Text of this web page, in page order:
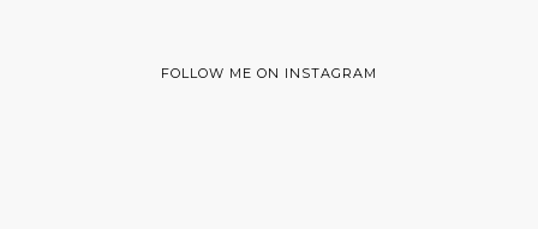
FOLLOW ME ON INSTAGRAM